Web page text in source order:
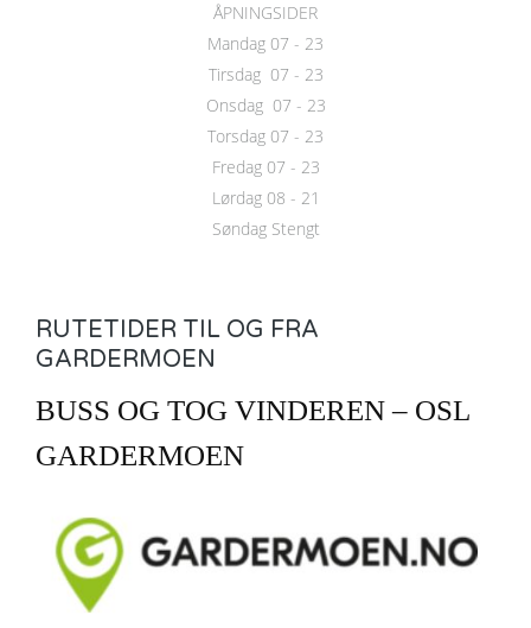
ÅPNINGSIDER
Mandag 07 - 23
Tirsdag 07 - 23
Onsdag 07 - 23
Torsdag 07 - 23
Fredag 07 - 23
Lørdag 08 - 21
Søndag Stengt
RUTETIDER TIL OG FRA
GARDERMOEN
BUSS OG TOG VINDEREN – OSL
GARDERMOEN